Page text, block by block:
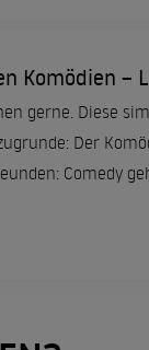
Komödien
gerne. Diese
Der
Comedy